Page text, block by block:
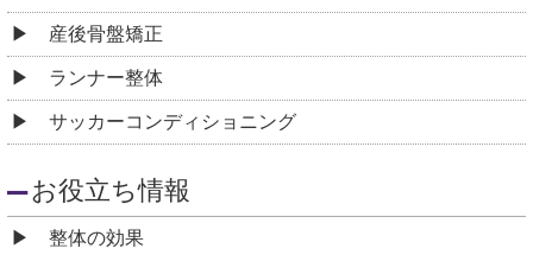
産後骨盤矯正
ランナー整体
サッカーコンディショニング
お役立ち情報
整体の効果